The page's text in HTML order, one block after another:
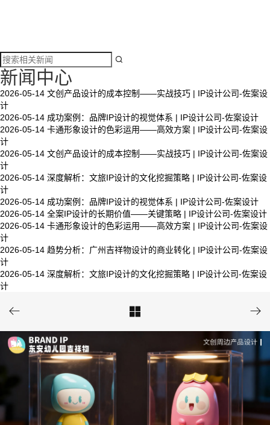

新闻中心
2026-05-14 文创产品设计的成本控制——实战技巧 | IP设计公司-佐案设
计
2026-05-14 成功案例：品牌IP设计的视觉体系 | IP设计公司-佐案设计
2026-05-14 卡通形象设计的色彩运用——高效方案 | IP设计公司-佐案设
计
2026-05-14 文创产品设计的成本控制——实战技巧 | IP设计公司-佐案设
计
2026-05-14 深度解析：文旅IP设计的文化挖掘策略 | IP设计公司-佐案设
计
2026-05-14 成功案例：品牌IP设计的视觉体系 | IP设计公司-佐案设计
2026-05-14 全案IP设计的长期价值——关键策略 | IP设计公司-佐案设计
2026-05-14 卡通形象设计的色彩运用——高效方案 | IP设计公司-佐案设
计
2026-05-14 趋势分析：广州吉祥物设计的商业转化 | IP设计公司-佐案设
计
2026-05-14 深度解析：文旅IP设计的文化挖掘策略 | IP设计公司-佐案设
计
  